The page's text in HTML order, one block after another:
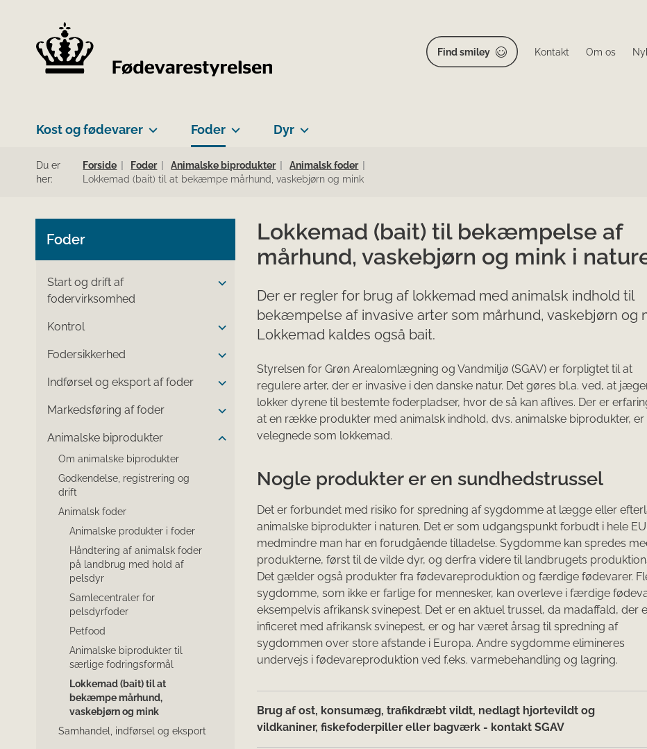
Find smiley Kontakt Om os
Kost og fødevarer Foder Dyr
Du er
her:
Forside Foder Animalske biprodukter
Animalsk foder
Lokkemad (bait) til at bekæmpe mårhund, vaskebjørn og mink
Foder
Start og drift af
fodervirksomhed
Kontrol
Fodersikkerhed
Indførsel og eksport af foder
Markedsføring af foder
Animalske biprodukter
Om animalske biprodukter
Godkendelse, registrering og
drift
Animalsk foder
Animalske produkter i foder
Håndtering af animalsk foder
på landbrug med hold af
pelsdyr
Samlecentraler for
pelsdyrfoder
Petfood
Animalske biprodukter til
særlige fodringsformål
Lokkemad (bait) til at
bekæmpe mårhund,
vaskebjørn og mink
Samhandel, indførsel og eksport
Lokkemad (bait) til bekæmpelse af
mårhund, vaskebjørn og mink i
Der er regler for brug af lokkemad med animalsk indhold til
bekæmpelse af invasive arter som mårhund, vaskebjørn og
Lokkemad kaldes også bait.
Styrelsen for Grøn Arealomlægning og Vandmiljø (SGAV) er forpligtet til at
regulere arter, der er invasive i den danske natur. Det gøres bl.a. ved, at
lokker dyrene til bestemte foderpladser, hvor de så kan aflives. Der er
at en række produkter med animalsk indhold, dvs. animalske biprodukter, er
velegnede som lokkemad.
Nogle produkter er en sundhedstrussel
Det er forbundet med risiko for spredning af sygdomme at lægge eller
animalske biprodukter i naturen. Det er som udgangspunkt forbudt i hele
medmindre man har en forudgående tilladelse. Sygdomme kan spredes
produkterne, først til de vilde dyr, og derfra videre til landbrugets
Det gælder også produkter fra fødevareproduktion og færdige fødevarer.
sygdomme, som ikke er farlige for mennesker, kan overleve i færdige
eksempelvis afrikansk svinepest. Det er en aktuel trussel, da madaffald, der
inficeret med afrikansk svinepest, er og har været årsag til spredning af
sygdommen over store afstande i Europa. Andre sygdomme elimineres
undervejs i fødevareproduktion ved f.eks. varmebehandling og lagring.
Brug af ost, konsumæg, trafikdræbt vildt, nedlagt hjortevildt og
vildkaniner, fiskefoderpiller eller bagværk - kontakt SGAV